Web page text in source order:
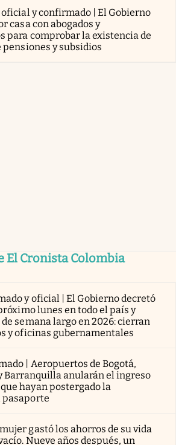
oficial y confirmado | El Gobierno
casa con abogados y
para comprobar la existencia de
y subsidios
El Cronista Colombia
y oficial | El Gobierno decretó
lunes en todo el país y
semana largo en 2026: cierran
y oficinas gubernamentales
| Aeropuertos de Bogotá,
Barranquilla anularán el ingreso
hayan postergado la
pasaporte
gastó los ahorros de su vida
Nueve años después, un